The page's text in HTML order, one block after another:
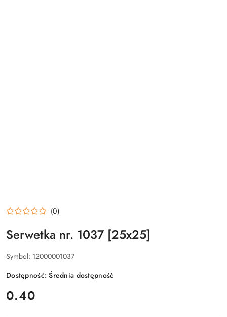
(0)
Serwetka nr. 1037 [25x25]
Symbol: 12000001037
Dostępność:Średnia dostępność
cena:
0.40